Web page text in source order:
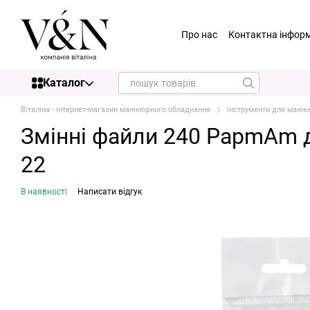
Перейти до основного контенту
Про нас Контактна
Каталог
Віталіна - інтернет-магазин манікюрного обладнання Інструменти для
Змінні файли 240
22
В наявності Написати відгук